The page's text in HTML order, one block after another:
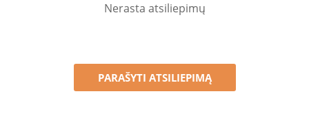
Nerasta atsiliepimų
PARAŠYTI ATSILIEPIMĄ